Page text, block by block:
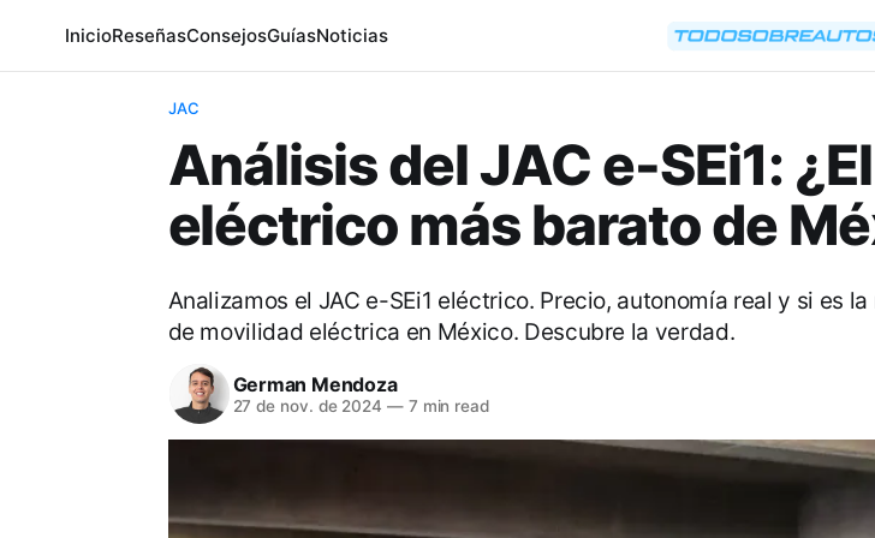
InicioReseñasConsejosGuíasNoticias
JAC
Análisis del JAC e-SEi1:
eléctrico más barato de
Analizamos el JAC e-SEi1 eléctrico. Precio, autonomía real y si es
de movilidad eléctrica en México. Descubre la verdad.
German Mendoza
27 de nov. de 2024 —7 min read